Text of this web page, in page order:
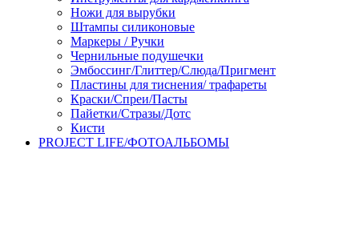
Ножи для вырубки
Штампы силиконовые
Маркеры / Ручки
Чернильные подушечки
Эмбоссинг/Глиттер/Слюда/Пригмент
Пластины для тиснения/ трафареты
Краски/Спреи/Пасты
Пайетки/Стразы/Дотс
Кисти
PROJECT LIFE/ФОТОАЛЬБОМЫ